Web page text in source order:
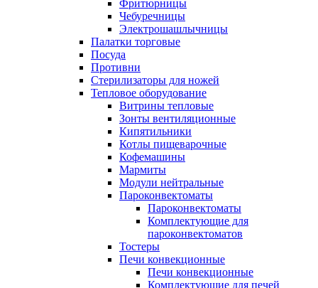
Фритюрницы
Чебуречницы
Электрошашлычницы
Палатки торговые
Посуда
Противни
Стерилизаторы для ножей
Тепловое оборудование
Витрины тепловые
Зонты вентиляционные
Кипятильники
Котлы пищеварочные
Кофемашины
Мармиты
Модули нейтральные
Пароконвектоматы
Пароконвектоматы
Комплектующие для
пароконвектоматов
Тостеры
Печи конвекционные
Печи конвекционные
Комплектующие для печей